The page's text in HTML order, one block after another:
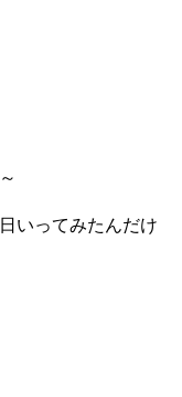
いってみたんだけ